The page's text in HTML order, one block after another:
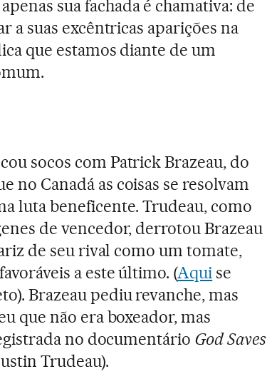
sua fachada é chamativa: de
a suas excêntricas aparições na
que estamos diante de um
socos com Patrick Brazeau, do
no Canadá as coisas se resolvam
luta beneficente. Trudeau, como
de vencedor, derrotou Brazeau
de seu rival como um tomate,
a este último. (Aqui se
Brazeau pediu revanche, mas
que não era boxeador, mas
no documentário God Saves
Trudeau).